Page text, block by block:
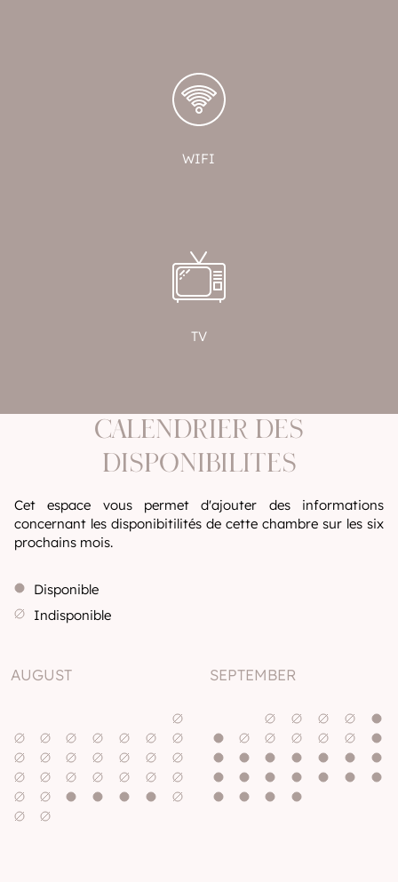
WIFI
TV
CALENDRIER DES
DISPONIBILITES
Cet espace vous permet d'ajouter des informations
concernant les disponibitilités de cette chambre sur les six
prochains mois.
Disponible
Indisponible
AUGUST SEPTEMBER